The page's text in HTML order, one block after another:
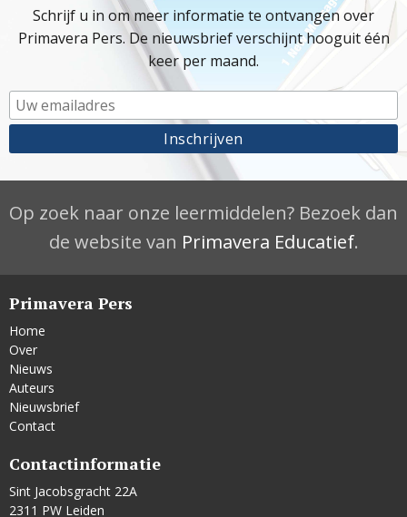
Schrijf u in om meer informatie te ontvangen over
Primavera Pers. De nieuwsbrief verschijnt hooguit één
keer per maand.
Op zoek naar onze leermiddelen? Bezoek dan
de website van Primavera Educatief.
Primavera Pers
Home
Over
Nieuws
Auteurs
Nieuwsbrief
Contact
Contactinformatie
Sint Jacobsgracht 22A
2311 PW Leiden